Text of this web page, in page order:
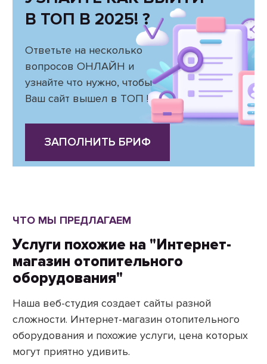
В ТОП В 2025! ?
Ответьте на несколько
вопросов ОНЛАЙН и
узнайте что нужно, чтобы
Ваш сайт вышел в ТОП !
ЗАПОЛНИТЬ БРИФ
ЧТО МЫ ПРЕДЛАГАЕМ
Услуги похожие на "Интернет-
магазин отопительного
оборудования"
Наша веб-студия создает сайты разной
сложности. Интернет-магазин отопительного
оборудования и похожие услуги, цена которых
могут приятно удивить.